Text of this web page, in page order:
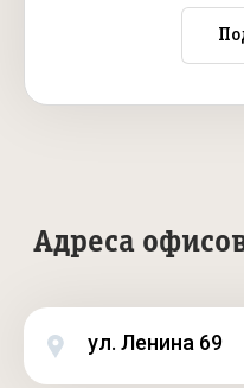
Адреса
ул. Ленина 69